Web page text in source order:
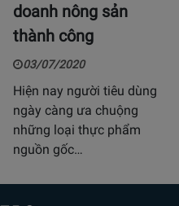
doanh nông sản
thành công
03/07/2020
Hiện nay người tiêu dùng
ngày càng ưa chuộng
những loại thực phẩm
nguồn gốc…